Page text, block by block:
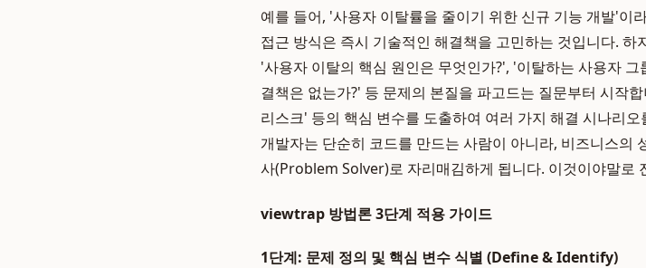
예를 들어, '사용자 이탈률을 줄이기 위한 신규 기능 개발'이
접근 방식은 즉시 기술적인 해결책을 고민하는 것입니다. 하
'사용자 이탈의 핵심 원인은 무엇인가?', '이탈하는 사용자
결책은 없는가?' 등 문제의 본질을 파고드는 질문부터 시작
리스크' 등의 핵심 변수를 도출하여 여러 가지 해결 시나리
개발자는 단순히 코드를 만드는 사람이 아니라, 비즈니스의
사(Problem Solver)로 자리매김하게 됩니다. 이것이야말로
viewtrap 방법론 3단계 적용 가이드
1단계: 문제 정의 및 핵심 변수 식별 (Define & Identify)